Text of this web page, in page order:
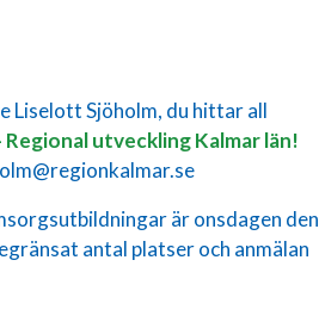
Liselott Sjöholm, du hittar all
Regional utveckling Kalmar län!
är onsdagen den
antal platser och anmälan